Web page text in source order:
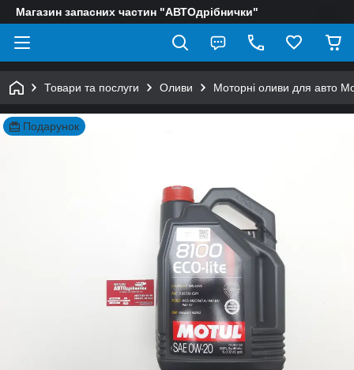
Магазин запасних частин "АВТОдрібнички"
Товари та послуги Оливи Моторні оливи для авто
Подарунок